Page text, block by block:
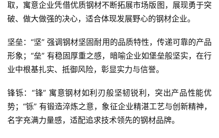
取，寓意企业凭借优质钢材不断拓展市场版图，展现勇于突
破、做大做强的决心，适合体现发展野心的钢材企业。
坚垒：“坚” 强调钢材坚固耐用的品质特性，传递可靠的产品
形象；“垒” 有稳固厚重之感，暗喻企业如堡垒般坚实，在行
业中根基扎实、抵御风险，彰显实力与信誉。
锋铄：“锋” 寓意钢材如利刃般坚韧锐利，突出产品性能优
势；“铄” 有锻造淬炼之意，象征企业精湛工艺与创新精神，
名字充满力量感，适配追求技术领先的钢材品牌。